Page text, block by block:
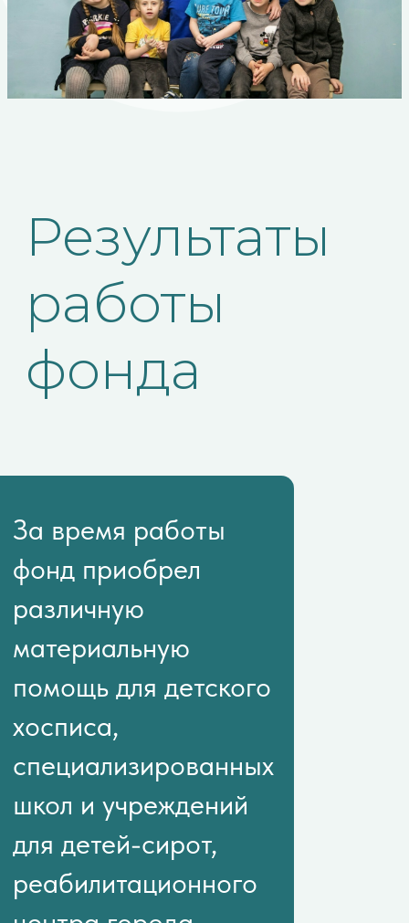
9000
предметов целевого
назначения закуплено
коляски, бытовая техника)
реабилитация,
транспортные расходы
до места лечения
фонда